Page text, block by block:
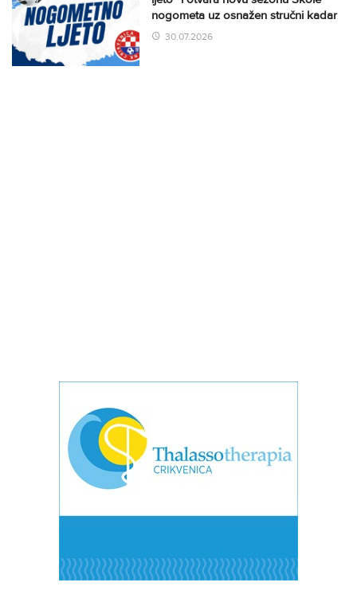
nogometa uz osnažen stručni kadar
30.07.2026